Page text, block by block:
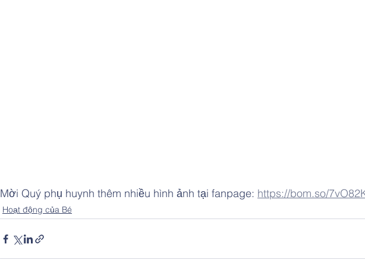
Mời Quý phụ huynh thêm nhiều hình ảnh tại fanpage: https://bom.so/
Hoạt động của Bé